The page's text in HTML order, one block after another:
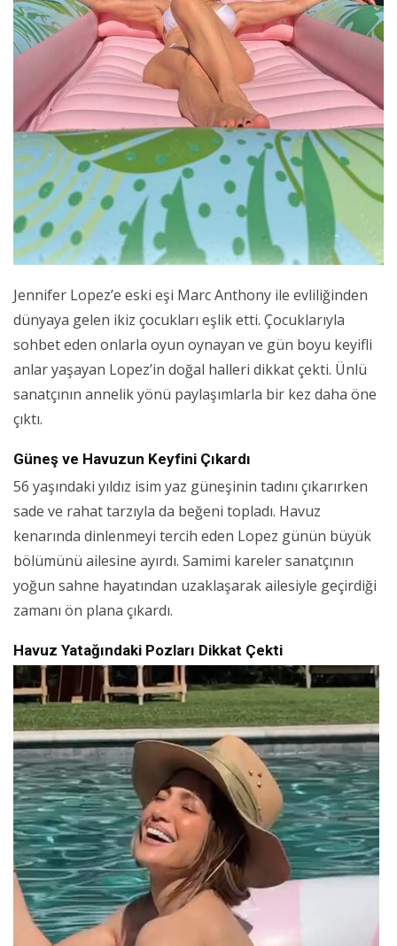
Jennifer Lopez’e eski eşi Marc Anthony ile evliliğinden
dünyaya gelen ikiz çocukları eşlik etti. Çocuklarıyla
sohbet eden onlarla oyun oynayan ve gün boyu keyifli
anlar yaşayan Lopez’in doğal halleri dikkat çekti. Ünlü
sanatçının annelik yönü paylaşımlarla bir kez daha öne
çıktı.
Güneş ve Havuzun Keyfini Çıkardı
56 yaşındaki yıldız isim yaz güneşinin tadını çıkarırken
sade ve rahat tarzıyla da beğeni topladı. Havuz
kenarında dinlenmeyi tercih eden Lopez günün büyük
bölümünü ailesine ayırdı. Samimi kareler sanatçının
yoğun sahne hayatından uzaklaşarak ailesiyle geçirdiği
zamanı ön plana çıkardı.
Havuz Yatağındaki Pozları Dikkat Çekti